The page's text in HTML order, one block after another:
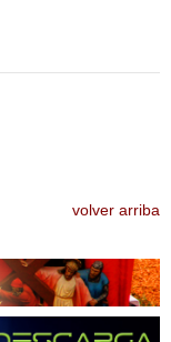
volver arriba